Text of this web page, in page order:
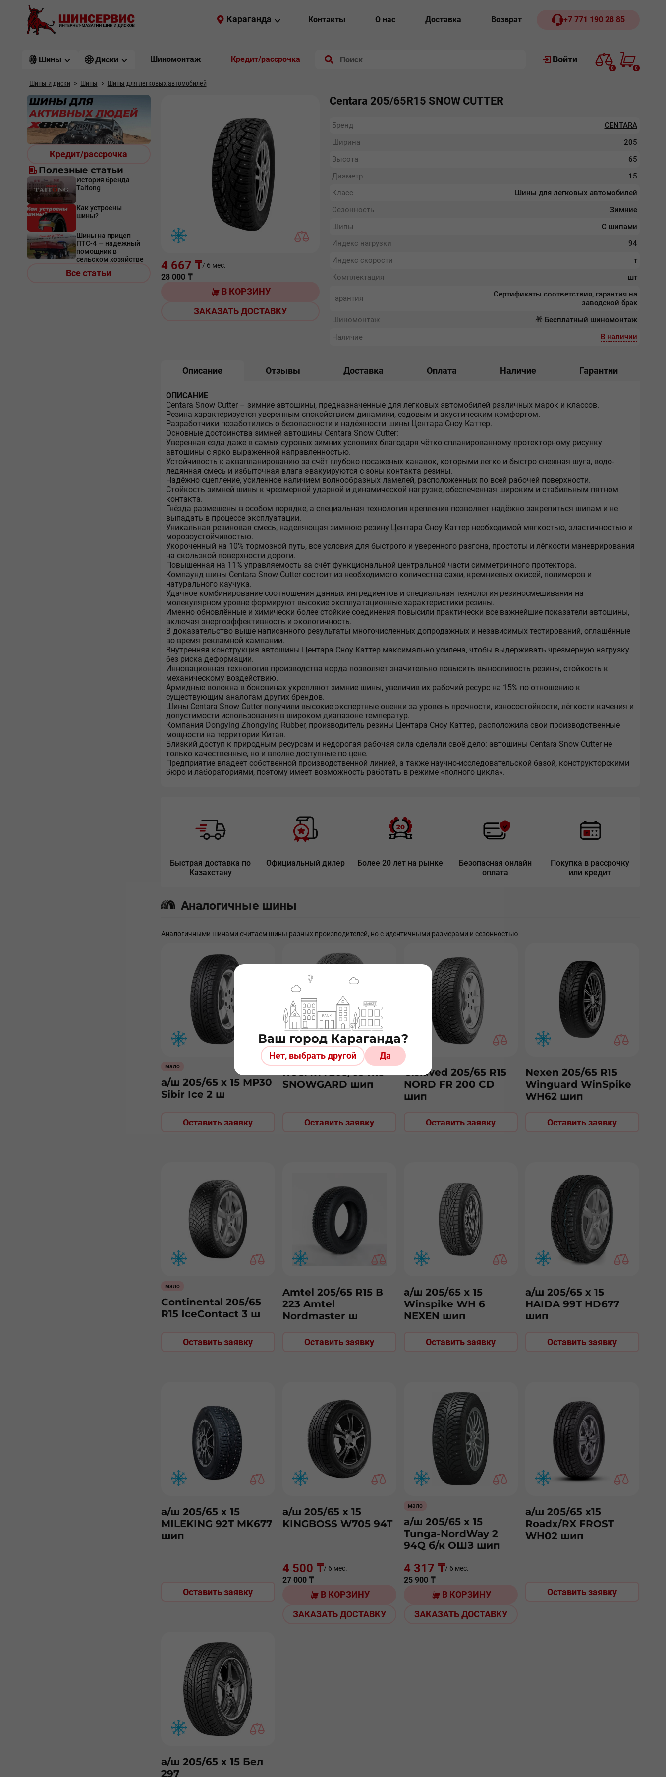
Караганда Контакты О нас Доставка Возврат +7 771 190 28 85
Шины Диски Шиномонтаж Кредит/рассрочка Войти
0 0
Шины и диски Шины Шины для легковых автомобилей
Кредит/рассрочка
Полезные статьи
История бренда
Taitong
Как устроены
шины?
Шины на прицеп
ПТС-4 — надежный
помощник в
сельском хозяйстве
Все статьи
4 667 ₸/ 6 мес.
28 000 ₸
В КОРЗИНУ
ЗАКАЗАТЬ ДОСТАВКУ
Centara 205/65R15 SNOW CUTTER
Бренд
CENTARA
Ширина
205
Высота
65
Диаметр
15
Класс
Шины для легковых автомобилей
Сезонность
Зимние
Шипы
С шипами
Индекс нагрузки
94
Индекс скорости
т
Комплектация
шт
Гарантия
Сертификаты соответствия, гарантия на
заводской брак
Шиномонтаж
🎁 Бесплатный шиномонтаж
Наличие
В наличии
Описание Отзывы Доставка Оплата Наличие Гарантии
ОПИСАНИЕ
Centara Snow Cutter – зимние автошины, предназначенные для легковых автомобилей различных марок и классов.
Резина характеризуется уверенным спокойствием динамики, ездовым и акустическим комфортом.
Разработчики позаботились о безопасности и надёжности шины Центара Сноу Каттер.
Основные достоинства зимней автошины Centara Snow Cutter:
Уверенная езда даже в самых суровых зимних условиях благодаря чётко спланированному протекторному рисунку
автошины с ярко выраженной направленностью.
Устойчивость к аквапланированию за счёт глубоко посаженых канавок, которыми легко и быстро снежная шуга, водо-
ледянная смесь и избыточная влага эвакуируются с зоны контакта резины.
Надёжно сцепление, усиленное наличием волнообразных ламелей, расположенных по всей рабочей поверхности.
Стойкость зимней шины к чрезмерной ударной и динамической нагрузке, обеспеченная широким и стабильным пятном
контакта.
Гнёзда размещены в особом порядке, а специальная технология крепления позволяет надёжно закрепиться шипам и не
выпадать в процессе эксплуатации.
Уникальная резиновая смесь, наделяющая зимнюю резину Центара Сноу Каттер необходимой мягкостью, эластичностью и
морозоустойчивостью.
Укороченный на 10% тормозной путь, все условия для быстрого и уверенного разгона, простоты и лёгкости маневрирования
на скользкой поверхности дороги.
Повышенная на 11% управляемость за счёт функциональной центральной части симметричного протектора.
Компаунд шины Centara Snow Cutter состоит из необходимого количества сажи, кремниевых окисей, полимеров и
натурального каучука.
Удачное комбинирование соотношения данных ингредиентов и специальная технология резиносмешивания на
молекулярном уровне формируют высокие эксплуатационные характеристики резины.
Именно обновлённые и химически более стойкие соединения повысили практически все важнейшие показатели автошины,
включая энергоэффективность и экологичность.
В доказательство выше написанного результаты многочисленных допродажных и независимых тестирований, оглашённые
во время рекламной кампании.
Внутренняя конструкция автошины Центара Сноу Каттер максимально усилена, чтобы выдерживать чрезмерную нагрузку
без риска деформации.
Инновационная технология производства корда позволяет значительно повысить выносливость резины, стойкость к
механическому воздействию.
Армидные волокна в боковинах укрепляют зимние шины, увеличив их рабочий ресурс на 15% по отношению к
существующим аналогам других брендов.
Шины Centara Snow Cutter получили высокие экспертные оценки за уровень прочности, износостойкости, лёгкости качения и
допустимости использования в широком диапазоне температур.
Компания Dongying Zhongying Rubber, производитель резины Центара Сноу Каттер, расположила свои производственные
мощности на территории Китая.
Близкий доступ к природным ресурсам и недорогая рабочая сила сделали своё дело: автошины Centara Snow Cutter не
только качественные, но и вполне доступные по цене.
Предприятие владеет собственной производственной линией, а также научно-исследовательской базой, конструкторскими
бюро и лабораториями, поэтому имеет возможность работать в режиме «полного цикла».
Быстрая доставка по
Казахстану
Официальный дилер Более 20 лет на рынке
Безопасная онлайн
оплата
Покупка в рассрочку
или кредит
Аналогичные шины
Аналогичными шинами считаем шины разных производителей, но с идентичными размерами и сезонностью
мало
а/ш 205/65 х 15 МР30
Sibir Ice 2 ш
Оставить заявку
ROSAVA 205/65 R15
SNOWGARD шип
Оставить заявку
Gislaved 205/65 R15
NORD FR 200 СD
шип
Оставить заявку
Nexen 205/65 R15
Winguard WinSpike
WH62 шип
Оставить заявку
мало
Continental 205/65
R15 IceContact 3 ш
Оставить заявку
Amtel 205/65 R15 В
223 Amtel
Nordmaster ш
Оставить заявку
а/ш 205/65 х 15
Winspike WH 6
NEXEN шип
Оставить заявку
а/ш 205/65 х 15
HAIDA 99T HD677
шип
Оставить заявку
а/ш 205/65 х 15
MILEKING 92T MK677
шип
Оставить заявку
а/ш 205/65 х 15
KINGBOSS W705 94T
4 500 ₸/ 6 мес.
27 000 ₸
В КОРЗИНУ
ЗАКАЗАТЬ ДОСТАВКУ
мало
а/ш 205/65 х 15
Tunga-NordWay 2
94Q б/к ОШЗ шип
4 317 ₸/ 6 мес.
25 900 ₸
В КОРЗИНУ
ЗАКАЗАТЬ ДОСТАВКУ
а/ш 205/65 х15
Roadx/RX FROST
WH02 шип
Оставить заявку
а/ш 205/65 х 15 Бел
297
Ваш город Караганда?
Нет, выбрать другой Да